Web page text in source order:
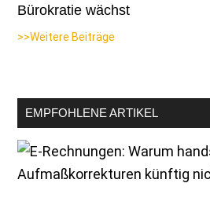
Bürokratie wächst
>>Weitere Beiträge
EMPFOHLENE ARTIKEL